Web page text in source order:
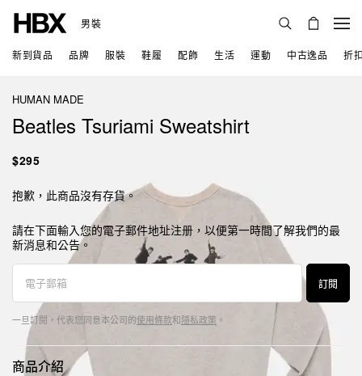
男裝
新到貨品 品牌 服裝 鞋履 配飾 生活 運動 中古逸品 折
HUMAN MADE
Beatles Tsuriami Sweatshirt
$295
抱歉，此商品沒有存貨。
請在下面輸入您的電子郵件地址注册，以便第一時間了解我們的最
新消息和公告。
訂閱
一旦訂閱，代表您同意本公司的使用條款和隱私政策 。
商品介紹